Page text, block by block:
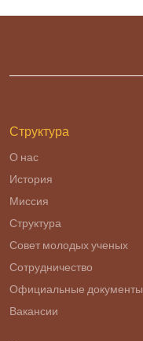
Структура
О нас
История
Миссия
Структура
Совет молодых ученых
Сотрудничество
Официальные документы
Вакансии